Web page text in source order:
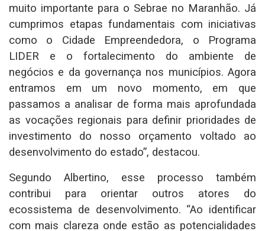
muito importante para o Sebrae no Maranhão. Já
cumprimos etapas fundamentais com iniciativas
como o Cidade Empreendedora, o Programa
LIDER e o fortalecimento do ambiente de
negócios e da governança nos municípios. Agora
entramos em um novo momento, em que
passamos a analisar de forma mais aprofundada
as vocações regionais para definir prioridades de
investimento do nosso orçamento voltado ao
desenvolvimento do estado”, destacou.
Segundo Albertino, esse processo também
contribui para orientar outros atores do
ecossistema de desenvolvimento. “Ao identificar
com mais clareza onde estão as potencialidades